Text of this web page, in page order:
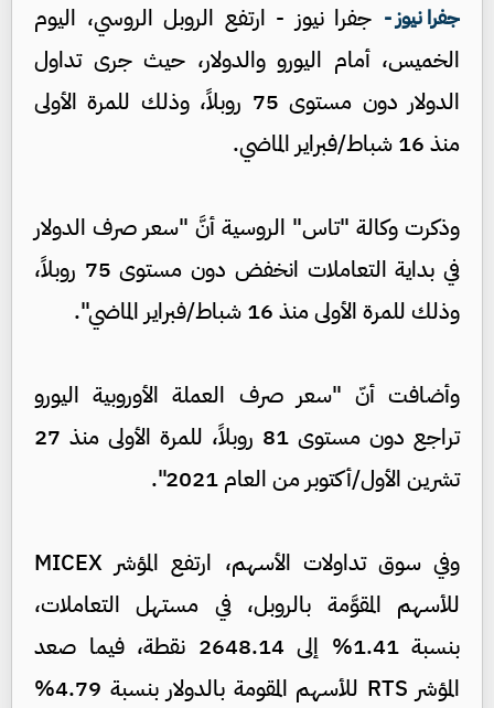
جفرا نيوز - جفرا نيوز - ارتفع الروبل الروسي، اليوم
الخميس، أمام اليورو والدولار، حيث جرى تداول
الدولار دون مستوى 75 روبلاً، وذلك للمرة الأولى
منذ 16 شباط/فبراير الماضي.
وذكرت وكالة "تاس" الروسية أنَّ "سعر صرف الدولار
في بداية التعاملات انخفض دون مستوى 75 روبلاً،
وذلك للمرة الأولى منذ 16 شباط/فبراير الماضي".
وأضافت أنّ "سعر صرف العملة الأوروبية اليورو
تراجع دون مستوى 81 روبلاً، للمرة الأولى منذ 27
تشرين الأول/أكتوبر من العام 2021".
وفي سوق تداولات الأسهم، ارتفع المؤشر MICEX
للأسهم المقوَّمة بالروبل، في مستهل التعاملات،
بنسبة 1.41% إلى 2648.14 نقطة، فيما صعد
المؤشر RTS للأسهم المقومة بالدولار بنسبة 4.79%